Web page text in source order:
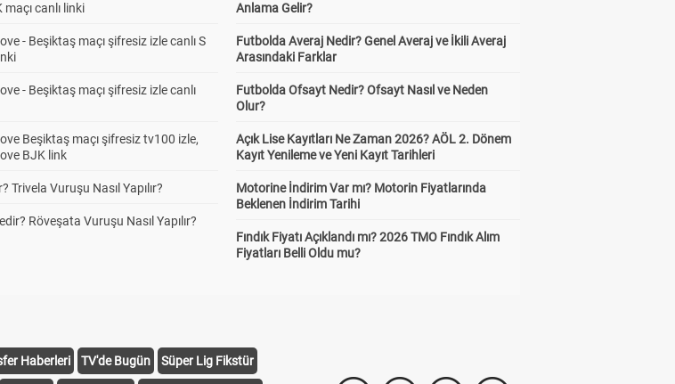
canlı linki
- Beşiktaş maçı şifresiz izle canlı S
- Beşiktaş maçı şifresiz izle canlı
Beşiktaş maçı şifresiz tv100 izle,
BJK link
Trivela Vuruşu Nasıl Yapılır?
Röveşata Vuruşu Nasıl Yapılır?
Anlama Gelir?
Futbolda Averaj Nedir? Genel Averaj ve İkili Averaj
Arasındaki Farklar
Futbolda Ofsayt Nedir? Ofsayt Nasıl ve Neden
Olur?
Açık Lise Kayıtları Ne Zaman 2026? AÖL 2. Dönem
Kayıt Yenileme ve Yeni Kayıt Tarihleri
Motorine İndirim Var mı? Motorin Fiyatlarında
Beklenen İndirim Tarihi
Fındık Fiyatı Açıklandı mı? 2026 TMO Fındık Alım
Fiyatları Belli Oldu mu?
Haberleri TV'de Bugün Süper Lig Fikstür